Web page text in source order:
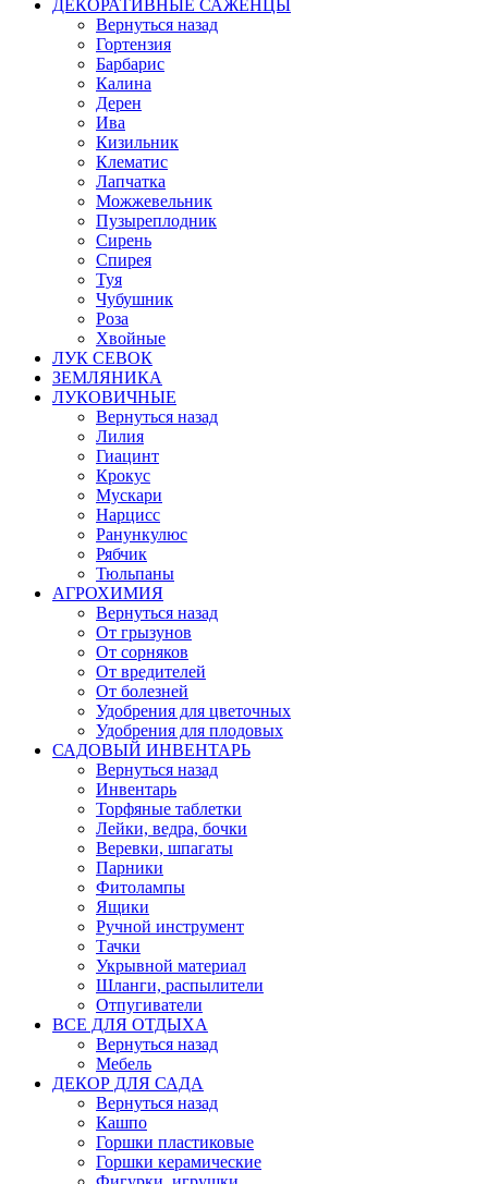
ДЕКОРАТИВНЫЕ САЖЕНЦЫ
Вернуться назад
Гортензия
Барбарис
Калина
Дерен
Ива
Кизильник
Клематис
Лапчатка
Можжевельник
Пузыреплодник
Сирень
Спирея
Туя
Чубушник
Роза
Хвойные
ЛУК СЕВОК
ЗЕМЛЯНИКА
ЛУКОВИЧНЫЕ
Вернуться назад
Лилия
Гиацинт
Крокус
Мускари
Нарцисс
Ранункулюс
Рябчик
Тюльпаны
АГРОХИМИЯ
Вернуться назад
От грызунов
От сорняков
От вредителей
От болезней
Удобрения для цветочных
Удобрения для плодовых
САДОВЫЙ ИНВЕНТАРЬ
Вернуться назад
Инвентарь
Торфяные таблетки
Лейки, ведра, бочки
Веревки, шпагаты
Парники
Фитолампы
Ящики
Ручной инструмент
Тачки
Укрывной материал
Шланги, распылители
Отпугиватели
ВСЕ ДЛЯ ОТДЫХА
Вернуться назад
Мебель
ДЕКОР ДЛЯ САДА
Вернуться назад
Кашпо
Горшки пластиковые
Горшки керамические